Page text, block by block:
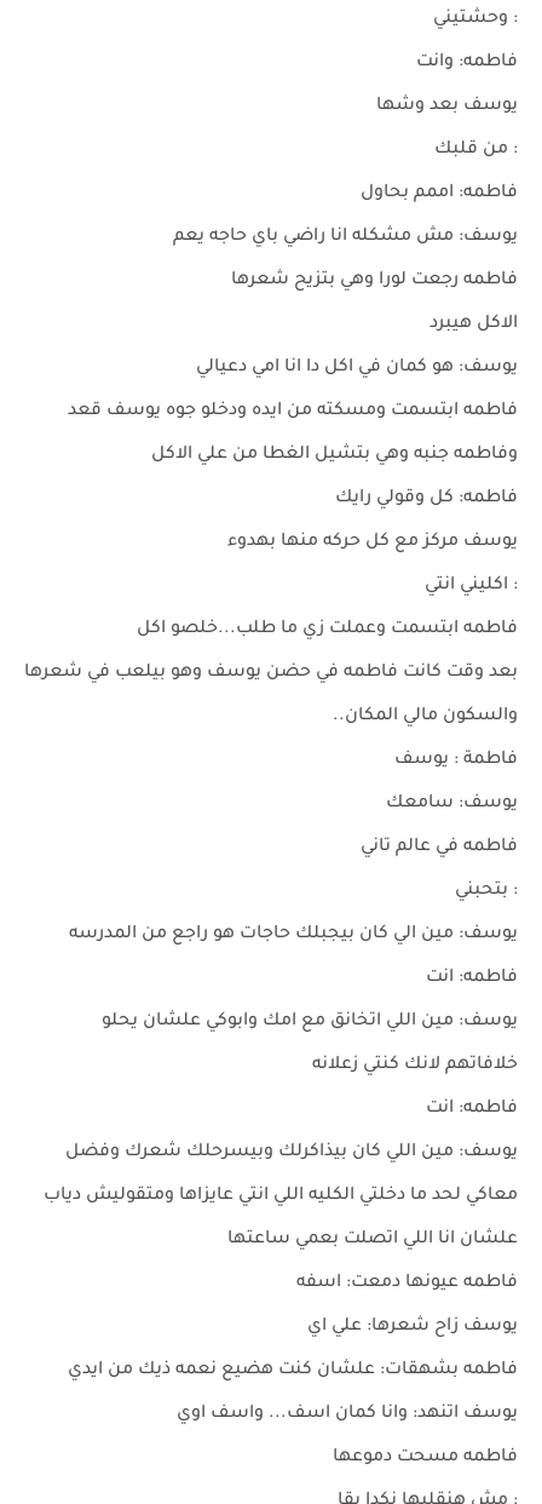
: وحشتيني
فاطمه: وانت
يوسف بعد وشها
: من قلبك
فاطمه: اممم بحاول
يوسف: مش مشكله انا راضي باي حاجه يعم
فاطمه رجعت لورا وهي بتزيح شعرها
الاكل هيبرد
يوسف: هو كمان في اكل دا انا امي دعيالي
فاطمه ابتسمت ومسكته من ايده ودخلو جوه يوسف قعد
وفاطمه جنبه وهي بتشيل الغطا من علي الاكل
فاطمه: كل وقولي رايك
يوسف مركز مع كل حركه منها بهدوء
: اكليني انتي
فاطمه ابتسمت وعملت زي ما طلب...خلصو اكل
بعد وقت كانت فاطمه في حضن يوسف وهو بيلعب في شعرها
والسكون مالي المكان..
فاطمة : يوسف
يوسف: سامعك
فاطمه في عالم تاني
: بتحبني
يوسف: مين الي كان بيجبلك حاجات هو راجع من المدرسه
فاطمه: انت
يوسف: مين اللي اتخانق مع امك وابوكي علشان يحلو
خلافاتهم لانك كنتي زعلانه
فاطمه: انت
يوسف: مين اللي كان بيذاكرلك وبيسرحلك شعرك وفضل
معاكي لحد ما دخلتي الكليه اللي انتي عايزاها ومتقوليش دياب
علشان انا اللي اتصلت بعمي ساعتها
فاطمه عيونها دمعت: اسفه
يوسف زاح شعرها: علي اي
فاطمه بشهقات: علشان كنت هضيع نعمه ذيك من ايدي
يوسف اتنهد: وانا كمان اسف... واسف اوي
فاطمه مسحت دموعها